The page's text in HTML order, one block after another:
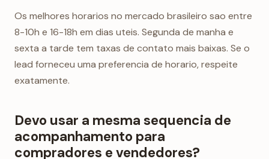
Os melhores horarios no mercado brasileiro sao entre
8-10h e 16-18h em dias uteis. Segunda de manha e
sexta a tarde tem taxas de contato mais baixas. Se o
lead forneceu uma preferencia de horario, respeite
exatamente.
Devo usar a mesma sequencia de
acompanhamento para
compradores e vendedores?